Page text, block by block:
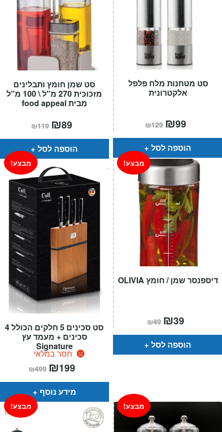
סט שמן חומץ ותבלינים
מזכוכית 270 מ"ל \ 100 מ"ל
מבית food appeal
₪119 המחיר
המקורי
היה:
₪119.
₪89
הוא:
הוספה לסל
סט מטחנות מלח פלפל
אלקטרונית
₪129 המחיר
המקורי
היה:
₪129.
₪99
הוא:
הוספה לסל
סט סכינים 5 חלקים הכולל 4
סכינים + מעמד עץ
Signature
חסר במלאי
מבצע!
₪499 המחיר
המקורי
היה:
₪499.
₪199
הוא:
מידע נוסף
דיספנסר שמן / חומץ OLIVIA
מבצע!
₪49 המחיר
המקורי
היה:
₪49.
₪39
הוא:
הוספה לסל
מבצע! מבצע!